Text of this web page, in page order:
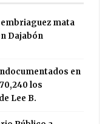
mata
Dajabón
en
los
Lee B.